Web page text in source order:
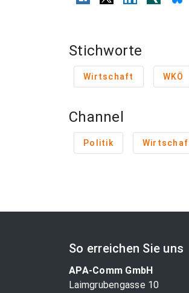
Stichworte
Wirtschaft WKÖ
Channel
Politik
So erreichen Sie uns
APA-Comm GmbH
Laimgrubengasse 10